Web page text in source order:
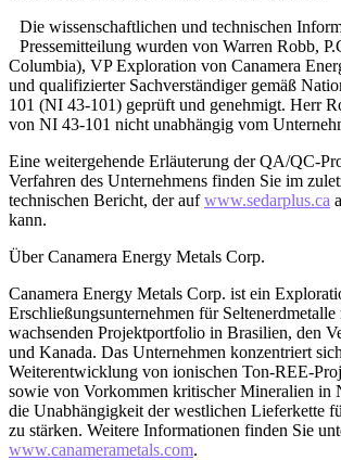
Die wissenschaftlichen und technischen
Pressemitteilung wurden von Warren Robb,
Columbia), VP Exploration von Canamera
und qualifizierter Sachverständiger gemäß
101 (NI 43-101) geprüft und genehmigt. Herr
von NI 43-101 nicht unabhängig vom
Eine weitergehende Erläuterung der QA/QC-
Verfahren des Unternehmens finden Sie im
technischen Bericht, der aufwww.sedarplus.ca
kann.
Über Canamera Energy Metals Corp.
Canamera Energy Metals Corp. ist ein
Erschließungsunternehmen für Seltenerdmetalle
wachsenden Projektportfolio in Brasilien, den
und Kanada. Das Unternehmen konzentriert
Weiterentwicklung von ionischen Ton-REE-
sowie von Vorkommen kritischer Mineralien in
die Unabhängigkeit der westlichen Lieferkette
zu stärken. Weitere Informationen finden Sie
www.canamerametals.com.